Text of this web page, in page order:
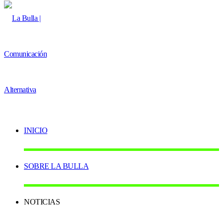
INICIO
SOBRE LA BULLA
NOTICIAS